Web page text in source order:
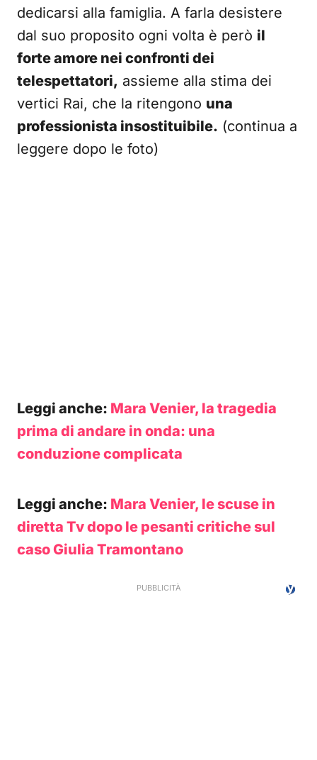
dedicarsi alla famiglia. A farla desistere
dal suo proposito ogni volta è però il
forte amore nei confronti dei
telespettatori, assieme alla stima dei
vertici Rai, che la ritengono una
professionista insostituibile. (continua a
leggere dopo le foto)
Leggi anche: Mara Venier, la tragedia
prima di andare in onda: una
conduzione complicata
Leggi anche: Mara Venier, le scuse in
diretta Tv dopo le pesanti critiche sul
caso Giulia Tramontano